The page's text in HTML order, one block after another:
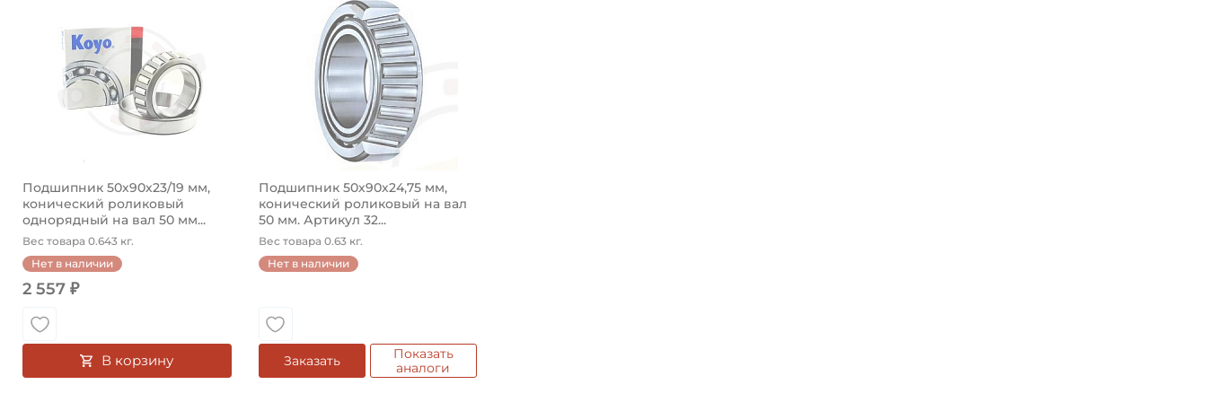
Подшипник 50х90х23/19 мм,
конический роликовый
однорядный на вал 50 мм...
Вес товара 0.643 кг.
Нет в наличии
2 557 ₽
В корзину
Подшипник 50х90х24,75 мм,
конический роликовый на вал
50 мм. Артикул 32...
Вес товара 0.63 кг.
Нет в наличии
Заказать
Показать
аналоги